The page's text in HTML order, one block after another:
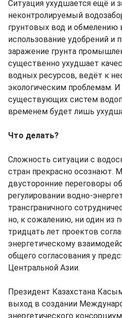
Ситуация ухудшается ещё и
неконтролируемый
грунтовых вод и обмелению
использование удобрений и
заражение грунта
существенно ухудшает
водных ресурсов, ведёт к
экологическим проблемам. И
существующих систем
временем будет лишь
Что делать?
Сложность ситуации с
стран прекрасно осознают.
двусторонние переговоры
регулировании водно-
трансграничного
но, к сожалению, ни один из
тридцать лет проектов
энергетическому
общего согласования у
Центральной Азии.
Президент Казахстана
выход в создании
энергетического